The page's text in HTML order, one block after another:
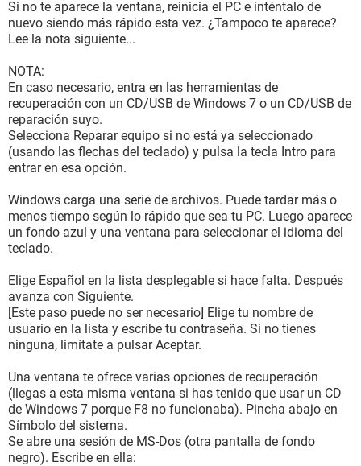
Si no te aparece la ventana, reinicia el PC e inténtalo de
nuevo siendo más rápido esta vez. ¿Tampoco te aparece?
Lee la nota siguiente...
NOTA:
En caso necesario, entra en las herramientas de
recuperación con un CD/USB de Windows 7 o un CD/USB de
reparación suyo.
Selecciona Reparar equipo si no está ya seleccionado
(usando las flechas del teclado) y pulsa la tecla Intro para
entrar en esa opción.
Windows carga una serie de archivos. Puede tardar más o
menos tiempo según lo rápido que sea tu PC. Luego aparece
un fondo azul y una ventana para seleccionar el idioma del
teclado.
Elige Español en la lista desplegable si hace falta. Después
avanza con Siguiente.
[Este paso puede no ser necesario] Elige tu nombre de
usuario en la lista y escribe tu contraseña. Si no tienes
ninguna, limítate a pulsar Aceptar.
Una ventana te ofrece varias opciones de recuperación
(llegas a esta misma ventana si has tenido que usar un CD
de Windows 7 porque F8 no funcionaba). Pincha abajo en
Símbolo del sistema.
Se abre una sesión de MS-Dos (otra pantalla de fondo
negro). Escribe en ella: